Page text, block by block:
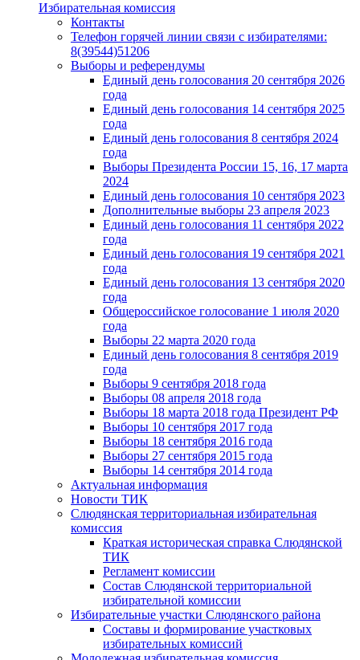
Избирательная комиссия
Контакты
Телефон горячей линии связи с избирателями:
8(39544)51206
Выборы и референдумы
Единый день голосования 20 сентября 2026
года
Единый день голосования 14 сентября 2025
года
Единый день голосования 8 сентября 2024
года
Выборы Президента России 15, 16, 17 марта
2024
Единый день голосования 10 сентября 2023
Дополнительные выборы 23 апреля 2023
Единый день голосования 11 сентября 2022
года
Единый день голосования 19 сентября 2021
года
Единый день голосования 13 сентября 2020
года
Общероссийское голосование 1 июля 2020
года
Выборы 22 марта 2020 года
Единый день голосования 8 сентября 2019
года
Выборы 9 сентября 2018 года
Выборы 08 апреля 2018 года
Выборы 18 марта 2018 года Президент РФ
Выборы 10 сентября 2017 года
Выборы 18 сентября 2016 года
Выборы 27 сентября 2015 года
Выборы 14 сентября 2014 года
Актуальная информация
Новости ТИК
Слюдянская территориальная избирательная
комиссия
Краткая историческая справка Слюдянской
ТИК
Регламент комиссии
Состав Слюдянской территориальной
избирательной комиссии
Избирательные участки Слюдянского района
Составы и формирование участковых
избирательных комиссий